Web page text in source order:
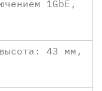
1GbE,
43 мм,